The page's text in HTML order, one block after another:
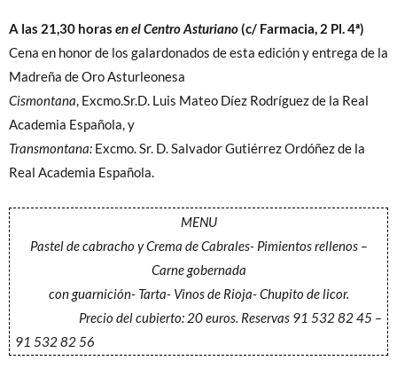
A las 21,30 horas en el Centro Asturiano(c/ Farmacia, 2 Pl. 4ª)
Cena en honor de los galardonados de esta edición y entrega de la
Madreña de Oro Asturleonesa
Cismontana, Excmo.Sr.D. Luis Mateo Díez Rodríguez de la Real
Academia Española, y
Transmontana: Excmo. Sr. D. Salvador Gutiérrez Ordóñez de la
Real Academia Española.
MENU
Pastel de cabracho y Crema de Cabrales- Pimientos rellenos –
Carne gobernada
con guarnición- Tarta- Vinos de Rioja- Chupito de licor.
Precio del cubierto: 20 euros. Reservas 91 532 82 45 –
91 532 82 56